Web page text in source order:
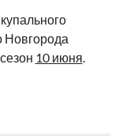
Новгорода
10 июня.